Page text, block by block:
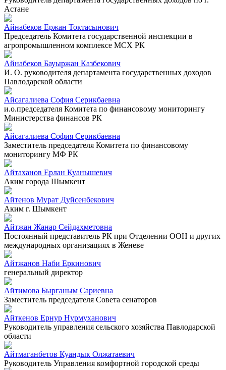
Астане
Айнабеков Ержан Токтасынович
Председатель Комитета государственной инспекции в
агропромышленном комплексе МСХ РК
Айнабеков Бауыржан Казбекович
И. О. руководителя департамента государственных доходов
Павлодарской области
Айсагалиева София Серикбаевна
и.о.председателя Комитета по финансовому мониторингу
Министерства финансов РК
Айсагалиева София Серикбаевна
Заместитель председателя Комитета по финансовому
мониторингу МФ РК
Айтаханов Ерлан Куанышевич
Аким города Шымкент
Айтенов Мурат Дуйсенбекович
Аким г. Шымкент
Айтжан Жанар Сейдахметовна
Постоянный представитель РК при Отделении ООН и других
международных организациях в Женеве
Айтжанов Наби Еркинович
генеральный директор
Айтимова Бырганым Сариевна
Заместитель председателя Совета сенаторов
Айткенов Ернур Нурмуханович
Руководитель управления сельского хозяйства Павлодарской
области
Айтмаганбетов Куандык Олжатаевич
Руководитель Управления комфортной городской среды